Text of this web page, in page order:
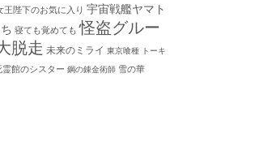
王陛下のお気に入り 宇宙戦艦ヤマト
寝ても覚めても 怪盗グルー
脱走 未来のミライ 東京喰種 トーキ
霊館のシスター 鋼の錬金術師 雪の華